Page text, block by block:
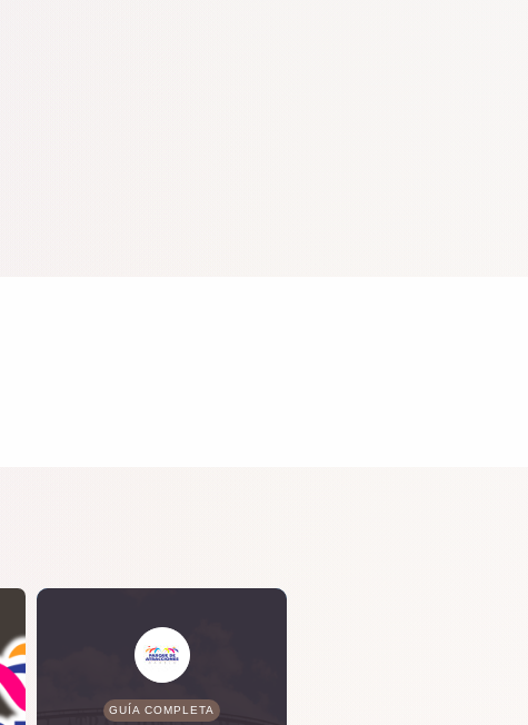
GUÍA COMPLETA